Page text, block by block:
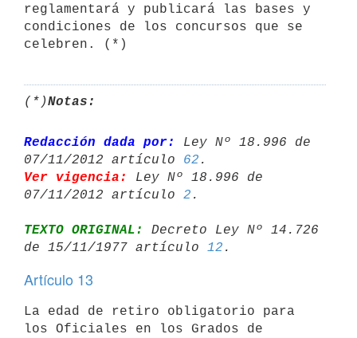
reglamentará y publicará las bases y
condiciones de los concursos que se
(*)Notas:
Redacción dada por:
Ley Nº 18.996 de
07/11/2012 artículo 62
Ver vigencia:
Ley Nº 18.996 de
07/11/2012 artículo 2
TEXTO ORIGINAL:
Decreto Ley Nº 14.726
de 15/11/1977 artículo 12
Artículo 13
La edad de retiro obligatorio para
los Oficiales en los Grados de